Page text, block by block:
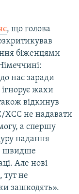
, що голова
біженцями
нас заради
жахи
відкинув
ХСС не надавати
а спершу
надання
швидше
Але нові
тут не
зашкодять».